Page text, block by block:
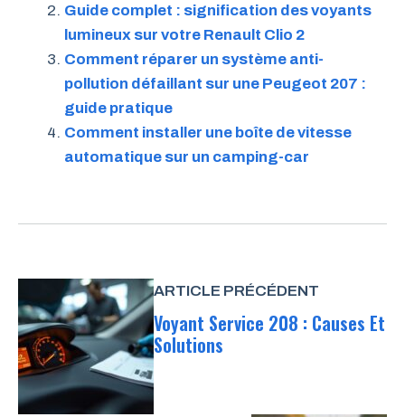
Guide complet : signification des voyants
lumineux sur votre Renault Clio 2
Comment réparer un système anti-
pollution défaillant sur une Peugeot 207 :
guide pratique
Comment installer une boîte de vitesse
automatique sur un camping-car
ARTICLE PRÉCÉDENT
Voyant Service 208 : Causes Et
Solutions